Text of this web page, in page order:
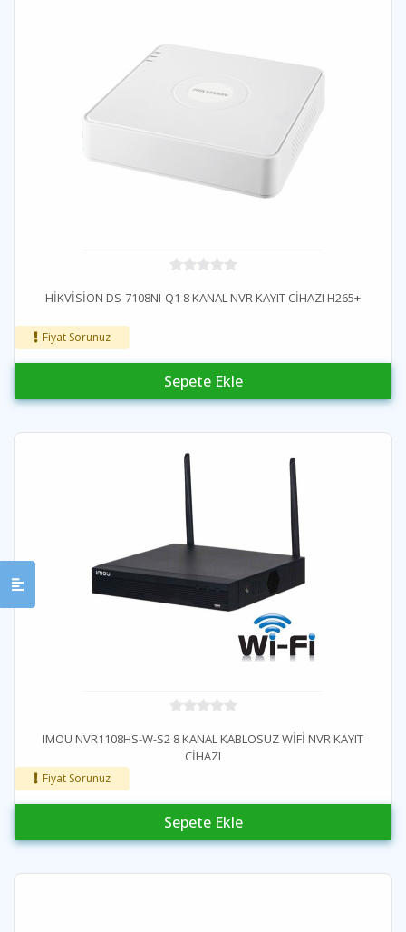
HİKVİSİON DS-7108NI-Q1 8 KANAL NVR KAYIT CİHAZI H265+
Fiyat Sorunuz
Sepete Ekle
IMOU NVR1108HS-W-S2 8 KANAL KABLOSUZ WİFİ NVR KAYIT
CİHAZI
Fiyat Sorunuz
Sepete Ekle